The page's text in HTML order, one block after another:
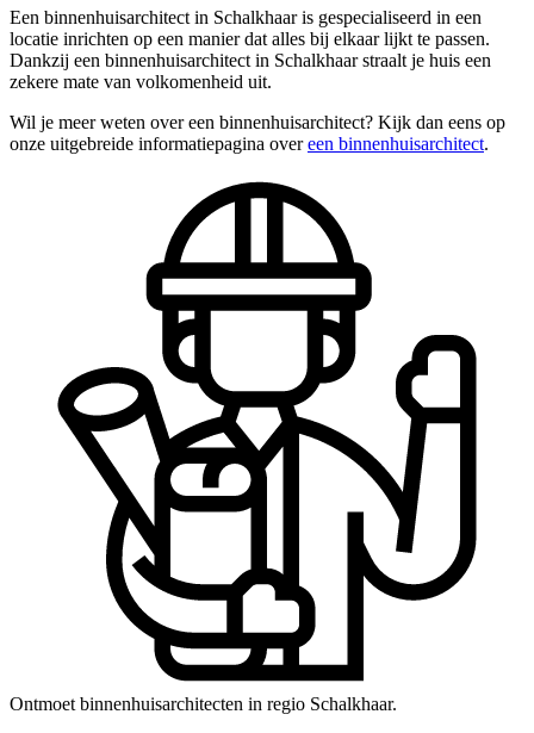
Een binnenhuisarchitect in Schalkhaar is gespecialiseerd in een
locatie inrichten op een manier dat alles bij elkaar lijkt te passen.
Dankzij een binnenhuisarchitect in Schalkhaar straalt je huis een
zekere mate van volkomenheid uit.
Wil je meer weten over een binnenhuisarchitect? Kijk dan eens op
onze uitgebreide informatiepagina overeen binnenhuisarchitect.
Ontmoet binnenhuisarchitecten in regio Schalkhaar.